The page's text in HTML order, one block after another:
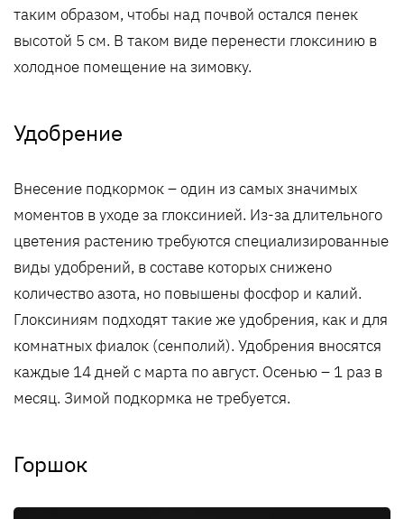
таким образом, чтобы над почвой остался пенек
высотой 5 см. В таком виде перенести глоксинию в
холодное помещение на зимовку.
Удобрение
Внесение подкормок – один из самых значимых
моментов в уходе за глоксинией. Из-за длительного
цветения растению требуются специализированные
виды удобрений, в составе которых снижено
количество азота, но повышены фосфор и калий.
Глоксиниям подходят такие же удобрения, как и для
комнатных фиалок (сенполий). Удобрения вносятся
каждые 14 дней с марта по август. Осенью – 1 раз в
месяц. Зимой подкормка не требуется.
Горшок